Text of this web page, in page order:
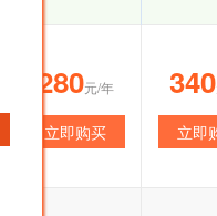
280元/年
立即购买
340
立即